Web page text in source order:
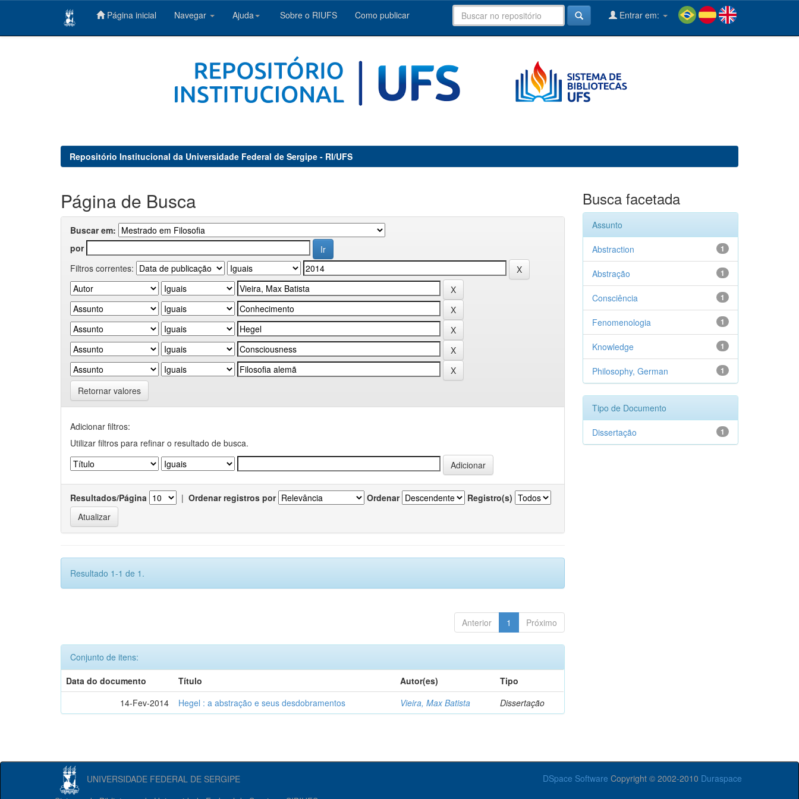
Página inicial Navegar Ajuda Sobre o RIUFS Como publicar Entrar em:
Repositório Institucional da Universidade Federal de Sergipe - RI/UFS
Página de Busca
Buscar em:
por
Filtros correntes:
Retornar valores
Adicionar filtros:
Utilizar filtros para refinar o resultado de busca.
Resultados/Página | Ordenar registros por Ordenar Registro(s)
Resultado 1-1 de 1.
Anterior 1 Próximo
Conjunto de itens:
Data do documento
Título Autor(es)
Tipo
14-Fev-2014
Hegel : a abstração e seus desdobramentos Vieira, Max Batista Dissertação
Busca facetada
Assunto
1
Abstraction
1
Abstração
1
Consciência
1
Fenomenologia
1
Knowledge
1
Philosophy, German
Tipo de Documento
1
Dissertação
UNIVERSIDADE FEDERAL DE SERGIPE DSpace Software Copyright © 2002-2010 Duraspace